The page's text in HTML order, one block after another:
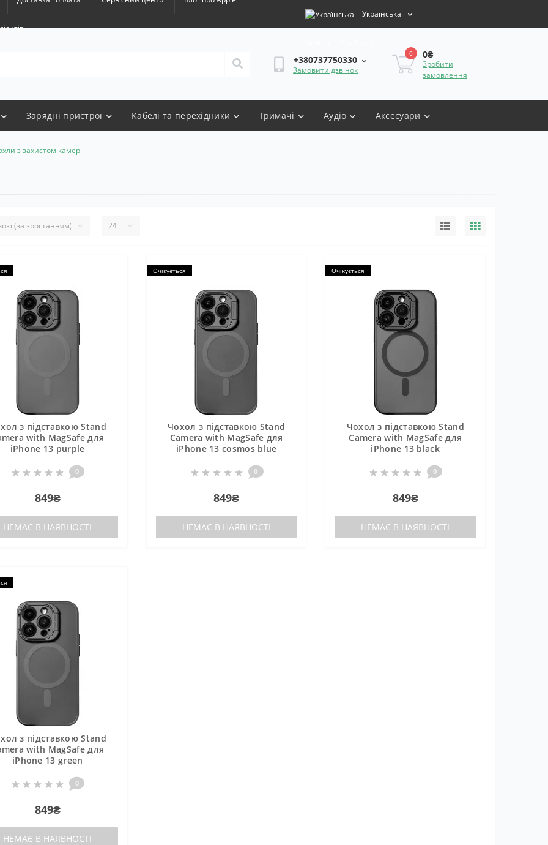
Українська
+380737750330
Замовити дзвінок
0 0₴
Зробити
замовлення
Зарядні пристрої Кабелі та перехідники Тримачі Аудіо Аксесуари
з захистом камер
з підставкою Stand
with MagSafe для
iPhone 13 purple
0
849₴
НЕМАЄ В НАЯВНОСТІ
Очікується
Чохол з підставкою Stand
Camera with MagSafe для
iPhone 13 cosmos blue
0
849₴
НЕМАЄ В НАЯВНОСТІ
Очікується
Чохол з підставкою Stand
Camera with MagSafe для
iPhone 13 black
0
849₴
НЕМАЄ В НАЯВНОСТІ
з підставкою Stand
with MagSafe для
iPhone 13 green
0
849₴
НЕМАЄ В НАЯВНОСТІ